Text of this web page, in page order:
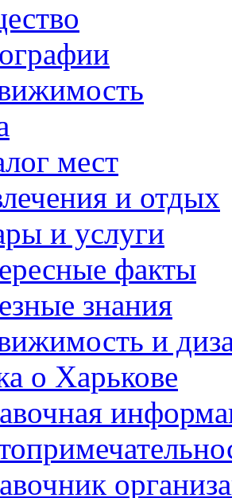
мест
и отдых
и услуги
факты
знания
и
о Харькове